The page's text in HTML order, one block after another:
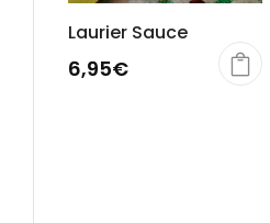
Laurier Sauce
6,95€